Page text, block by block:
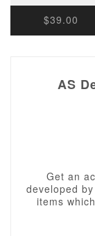
$39.00
AS
Get an
developed
items